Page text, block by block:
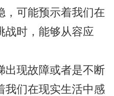
，可能预示着我们在
战时，能够从容应
出现故障或者是不断
我们在现实生活中感